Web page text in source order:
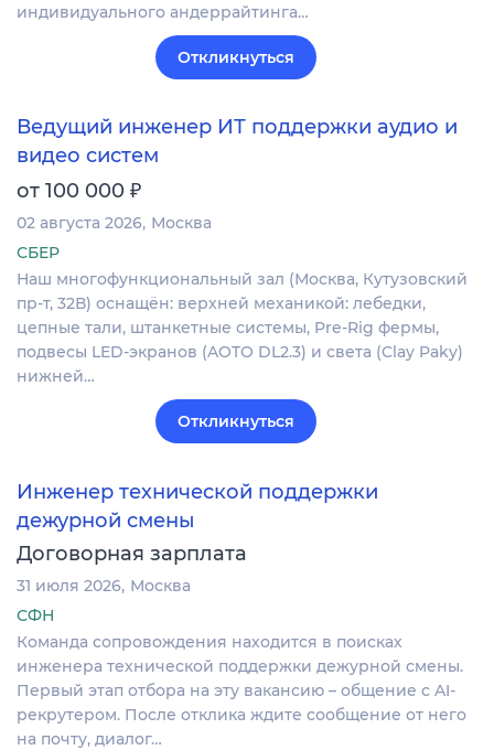
индивидуального андеррайтинга…
Откликнуться
Ведущий инженер ИТ поддержки аудио и
видео систем
от 100 000 ₽
02 августа 2026 Москва
СБЕР
Наш многофункциональный зал (Москва, Кутузовский
пр-т, 32В) оснащён: верхней механикой: лебедки,
цепные тали, штанкетные системы, Pre-Rig фермы,
подвесы LED-экранов (AOTO DL2.3) и света (Clay Paky)
нижней…
Откликнуться
Инженер технической поддержки
дежурной смены
Договорная зарплата
31 июля 2026 Москва
СФН
Команда сопровождения находится в поисках
инженера технической поддержки дежурной смены.
Первый этап отбора на эту вакансию – общение с AI-
рекрутером. После отклика ждите сообщение от него
на почту, диалог…